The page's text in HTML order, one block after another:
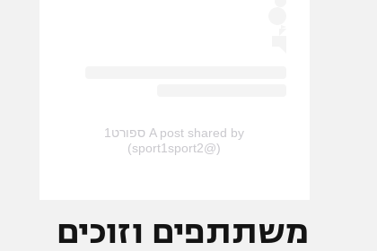
A post shared by ספורט1
(@sport1sport2)
משתתפים וזוכים